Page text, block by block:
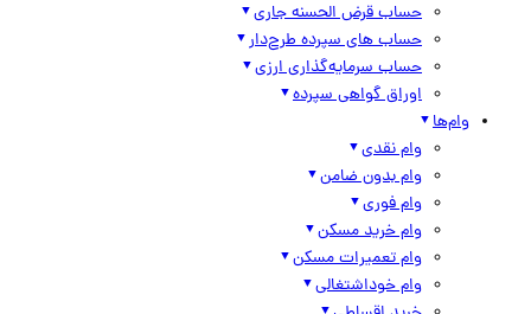
حساب قرض الحسنه جاری
حساب های سپرده طرح‌دار
حساب سرمایه‌گذاری ارزی
اوراق گواهی سپرده
وام‌ها
وام نقدی
وام بدون ضامن
وام فوری
وام خرید مسکن
وام تعمیرات مسکن
وام خوداشتغالی